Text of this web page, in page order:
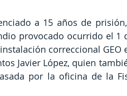
a 15 años de
provocado ocurrido el 1
correccional GEO
Javier López, quien
por la oficina de la